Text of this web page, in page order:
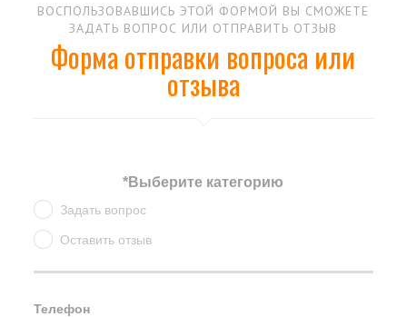
ВОСПОЛЬЗОВАВШИСЬ ЭТОЙ ФОРМОЙ ВЫ СМОЖЕТЕ
ЗАДАТЬ ВОПРОС ИЛИ ОТПРАВИТЬ ОТЗЫВ
Форма отправки вопроса или
отзыва
*Выберите категорию
Задать вопрос
Оставить отзыв
Телефон